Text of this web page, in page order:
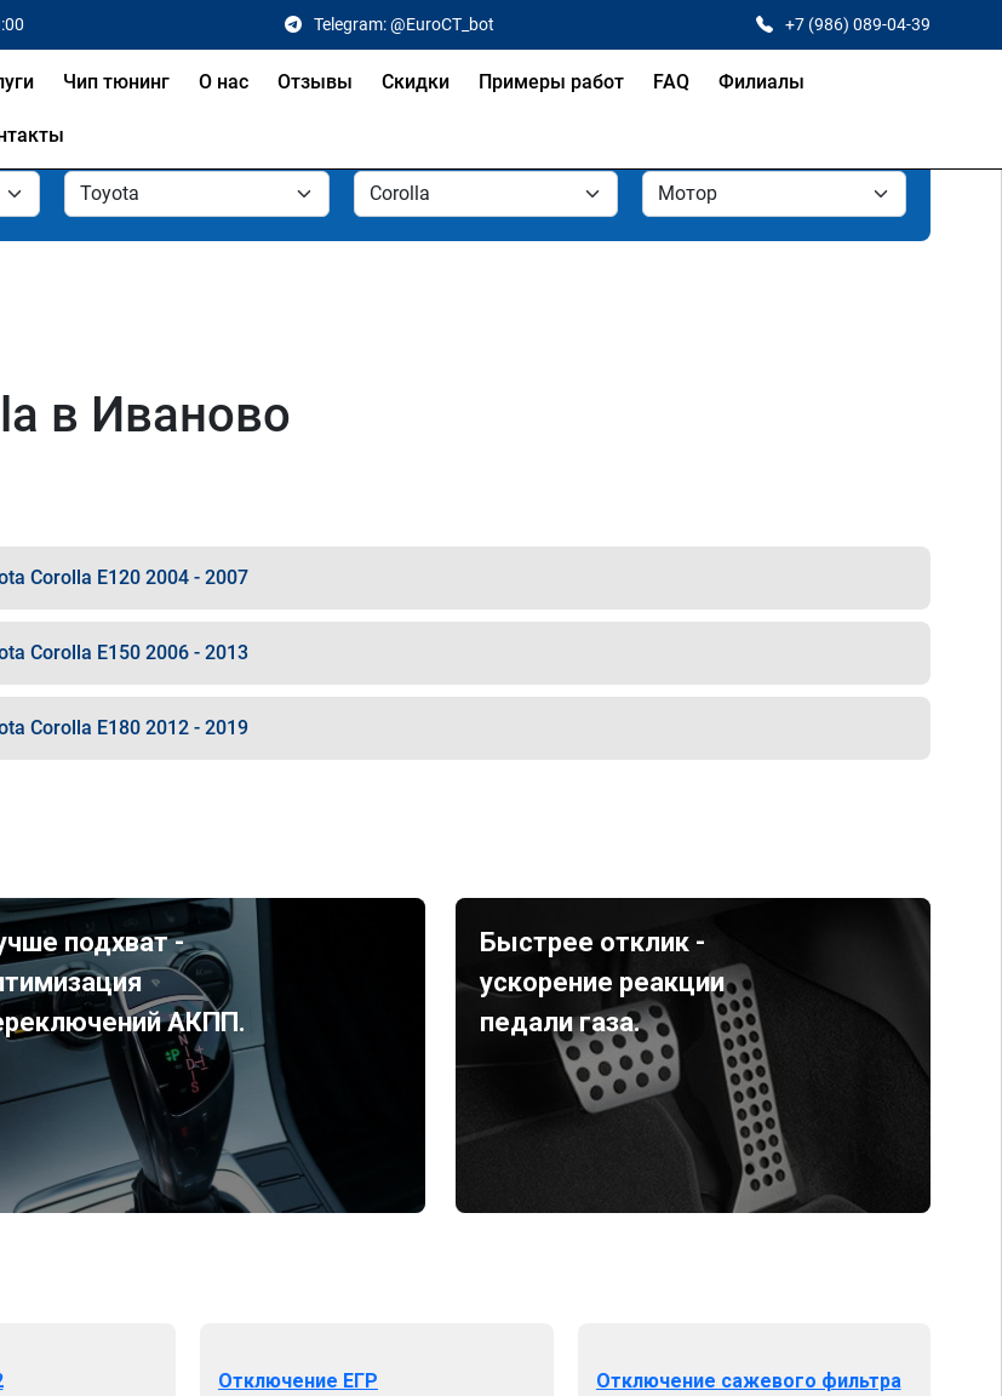
Telegram: @EuroCT_bot +7 (986) 089-04-39
Чип тюнинг О нас Отзывы Скидки Примеры работ FAQ Филиалы
в Иваново
Corolla E120 2004 - 2007
Corolla E150 2006 - 2013
Corolla E180 2012 - 2019
подхват -
АКПП.
Быстрее отклик -
ускорение реакции
педали газа.
Отключение ЕГР Отключение сажевого фильтра